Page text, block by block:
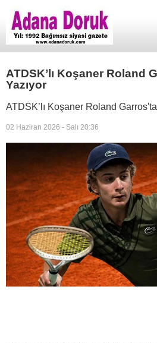
ATDSK’lı Koşaner Roland
Yazıyor
ATDSK’lı Koşaner Roland
02 Haziran 2026 - Salı 20:36